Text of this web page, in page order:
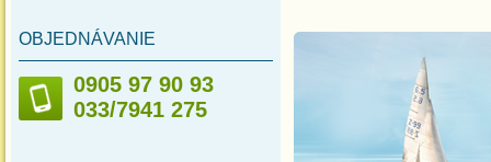
OBJEDNÁVANIE
0905 97 90 93
033/7941 275